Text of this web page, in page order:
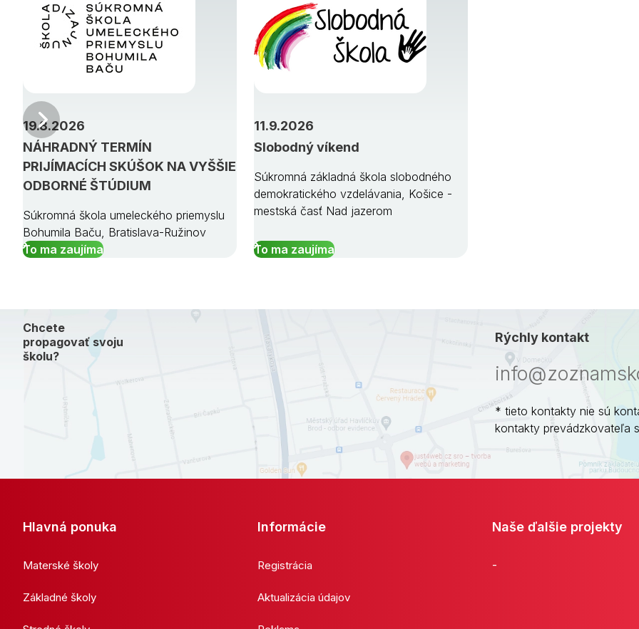
NÁHRADNÝ TERMÍN
PRIJÍMACÍCH SKÚŠOK NA VYŠŠIE
ODBORNÉ ŠTÚDIUM
19.8.2026
Súkromná škola umeleckého priemyslu
Bohumila Baču, Bratislava-Ružinov
To ma zaujíma
Slobodný víkend
11.9.2026
Súkromná základná škola slobodného
demokratického vzdelávania, Košice -
mestská časť Nad jazerom
To ma zaujíma
Predchádzajúci
Chcete
propagovať svoju
školu?
Rýchly kontakt
* tieto kontakty nie sú
kontakty prevádzkovateľa
Hlavná ponuka
Materské školy
Základné školy
Informácie
Registrácia
Aktualizácia údajov
Naše ďalšie projekty
-